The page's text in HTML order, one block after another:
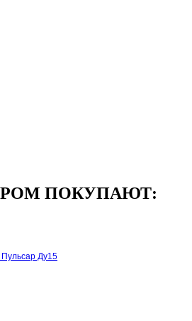
ПОКУПАЮТ:
Пульсар Ду15